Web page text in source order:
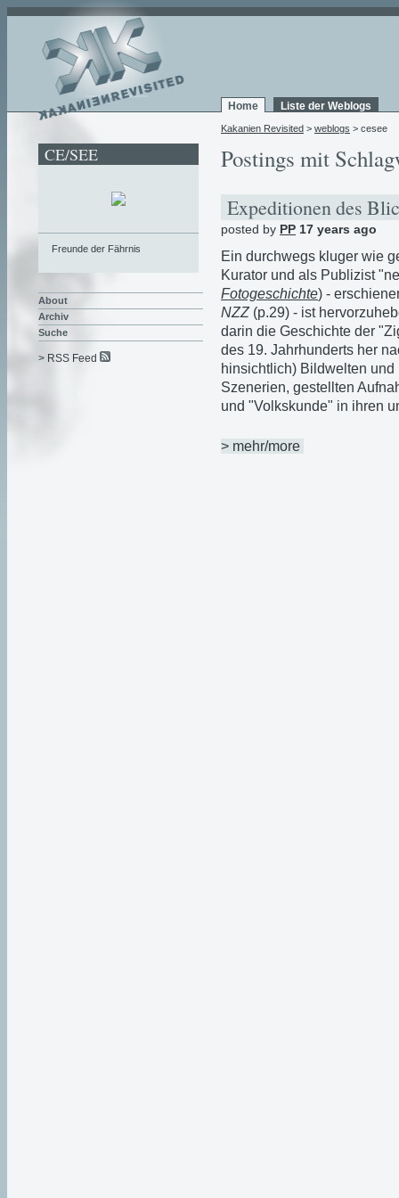
Home Liste der Weblogs
Kakanien Revisited > weblogs > cesee
Postings mit
Expeditionen des
posted by PP 17 years ago
Ein durchwegs kluger wie
Kurator und als Publizist
Fotogeschichte) -
NZZ (p.29) - ist
darin die Geschichte der
des 19. Jahrhunderts her
hinsichtlich) Bildwelten
Szenerien, gestellten
und "Volkskunde" in ihren
> mehr/more
CE/SEE
Freunde der Fährnis
About
Archiv
Suche
> RSS Feed